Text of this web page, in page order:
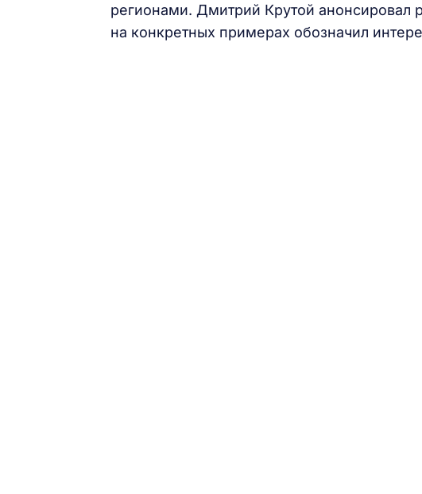
регионами. Дмитрий Крутой анонсировал
на конкретных примерах обозначил